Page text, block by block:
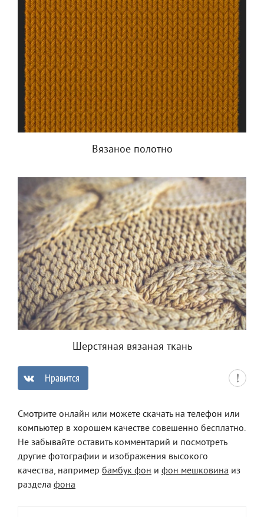
Вязаное полотно
Шерстяная вязаная ткань
Нравится
Смотрите онлайн или можете скачать на телефон или
компьютер в хорошем качестве совешенно бесплатно.
Не забывайте оставить комментарий и посмотреть
другие фотографии и изображения высокого
качества, например бамбук фон и фон мешковина из
раздела фона